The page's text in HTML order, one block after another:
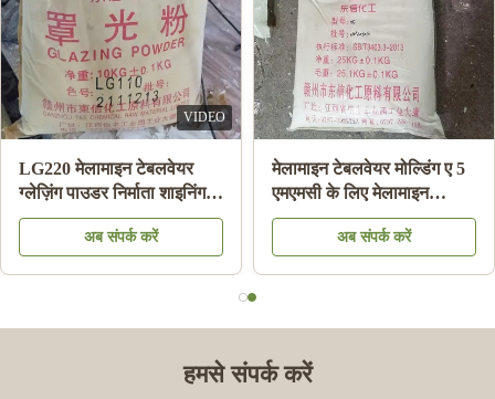
VIDEO
LG220 मेलामाइन टेबलवेयर
ग्लेज़िंग पाउडर निर्माता शाइनिंग
मेलामाइन प्लेट एचएस कोड
39092000 . के लिए
अब संपर्क करें
मेलामाइन टेबलवेयर मोल्डिंग ए 5
एमएमसी के लिए मेलामाइन
केमिकल मोल्डिंग राल सामग्री
अब संपर्क करें
हमसे संपर्क करें